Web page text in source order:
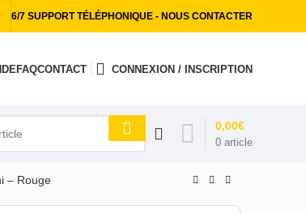
6/7 SUPPORT TÉLÉPHONIQUE - NOUS CONTACTER
FAQCONTACT CONNEXION / INSCRIPTION
0 article
0,00€
– Rouge